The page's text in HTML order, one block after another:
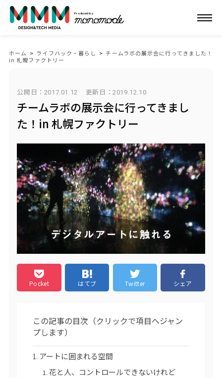
Produced by
ホーム > ライフハック・暮らし > チームラボの展示会に行ってきました！
in 札幌ファクトリー
公開日：2017.01.12 更新日：2019.12.10
チームラボの展示会に行ってきまし
た！in 札幌ファクトリー
Pocket はてブ Twitter シェア
この記事の目次（クリックで項目へジャン
プします）
アートに囲まれる空間
花と人、コントロールできないけれど